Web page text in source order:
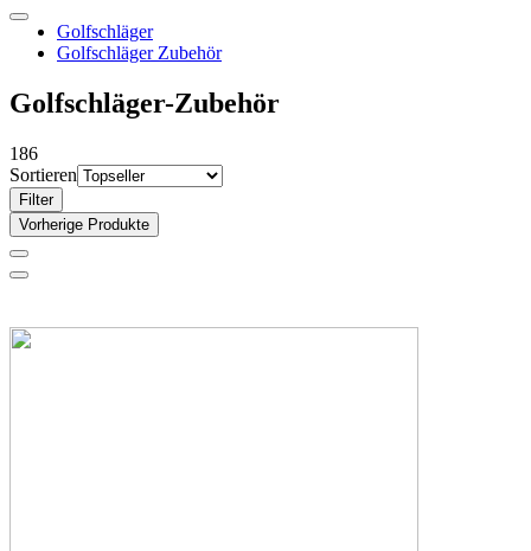
Golfschläger
Golfschläger Zubehör
Golfschläger-Zubehör
186
Sortieren
Filter
Vorherige Produkte